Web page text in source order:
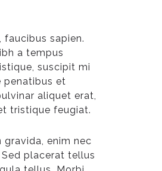
faucibus sapien.
a tempus
suscipit mi
penatibus et
aliquet erat,
tristique feugiat.
enim nec
placerat tellus